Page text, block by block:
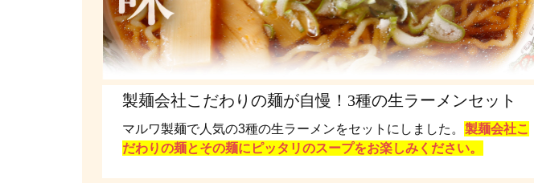
製麺会社こだわりの麺が自慢！3種の生ラーメンセット
マルワ製麺で人気の3種の生ラーメンをセットにしました。 製麺会社こ
だわりの麺とその麺にピッタリのスープをお楽しみください。